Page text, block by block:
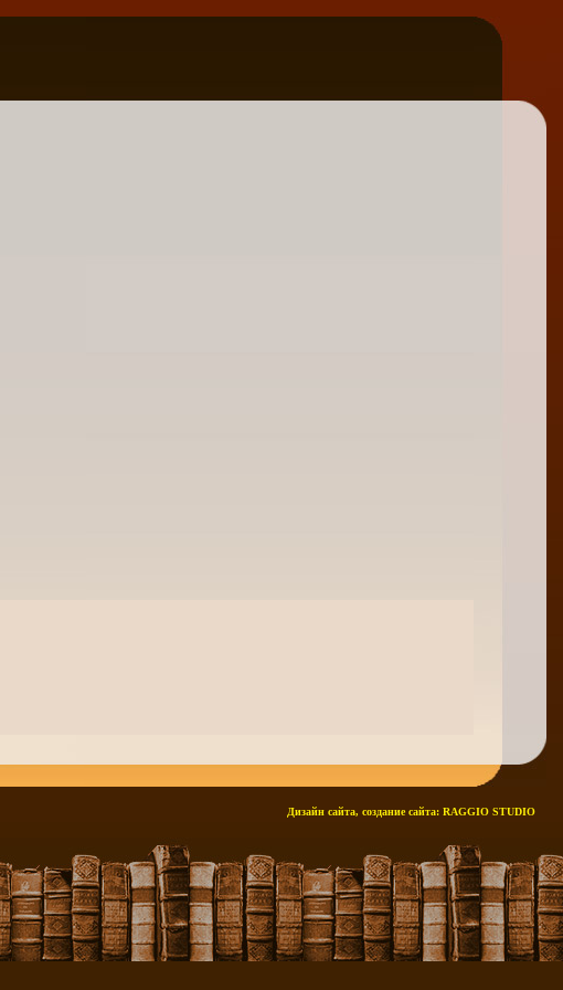
Дизайн сайта, создание сайта: RAGGIO STUDIO